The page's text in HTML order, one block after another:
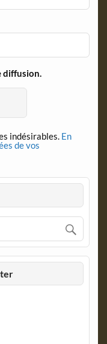
diffusion.
indésirables. En
de vos